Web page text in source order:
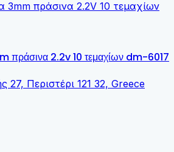
πράσινα 2.2v 10 τεμαχίων dm-6017
27, Περιστέρι 121 32, Greece